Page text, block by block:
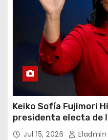
Keiko Sofía Fujimori
presidenta electa de
para el periodo
Jul 15, 2026 Eladmin